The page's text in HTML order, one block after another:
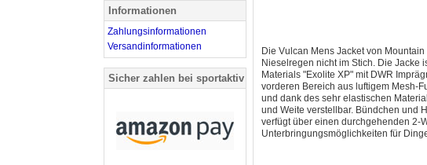
Die Vulcan Mens Jacket von
Nieselregen nicht im Stich. Die Jacke
Materials "Exolite XP" mit DWR
vorderen Bereich aus luftigem Mesh-
und dank des sehr elastischen
und Weite verstellbar. Bündchen und
verfügt über einen durchgehenden 2-
Unterbringungsmöglichkeiten für
Informationen
Zahlungsinformationen
Versandinformationen
Sicher zahlen bei sportaktiv